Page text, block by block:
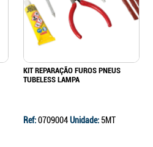
KIT REPARAÇÃO FUROS PNEUS
TUBELESS LAMPA
Ref:0709004Unidade: 5MT